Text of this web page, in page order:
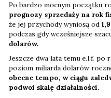
Po bardzo mocnym początku
prognozy sprzedaży na rok
że jej przychody wyniosą od
podczas gdy wcześniejsze
dolarów.
Jeszcze dwa lata temu e.l.f. po
poziom miliarda dolarów
obecne tempo, w ciągu
podwoi skalę działalności.